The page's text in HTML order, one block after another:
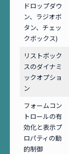
ドロップダウ
ン、ラジオボ
タン、チェッ
クボックス)
リストボック
スのダイナミ
ックオプショ
ン
フォームコン
トロールの有
効化と表示プ
ロパティの動
的制御